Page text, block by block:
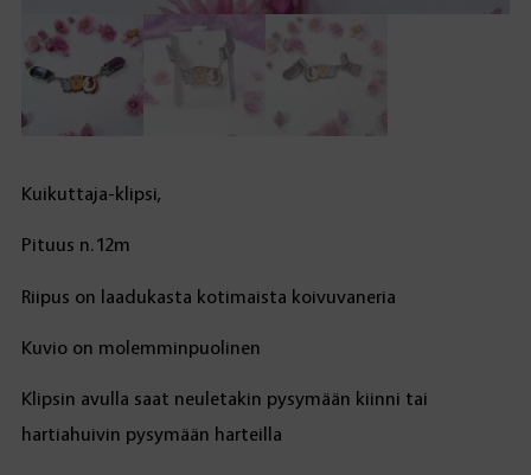
Kuikuttaja-klipsi,
Pituus n.12m
Riipus on laadukasta kotimaista koivuvaneria
Kuvio on molemminpuolinen
Klipsin avulla saat neuletakin pysymään kiinni tai
hartiahuivin pysymään harteilla